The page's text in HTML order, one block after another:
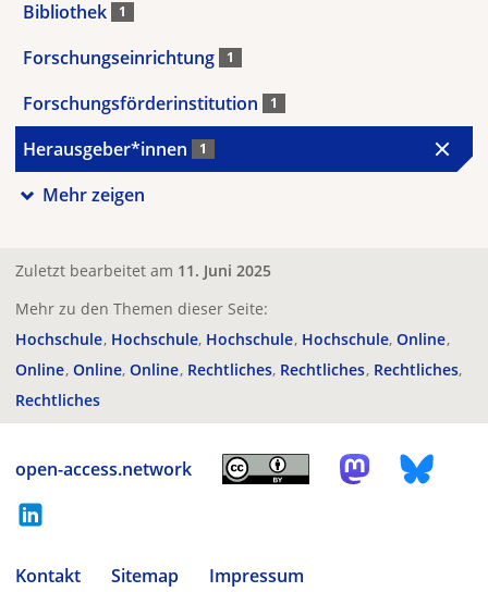
Bibliothek 1
Forschungseinrichtung 1
Forschungsförderinstitution 1
Herausgeber*innen 1
Mehr zeigen
Zuletzt bearbeitet am 11. Juni 2025
Mehr zu den Themen dieser Seite:
Hochschule Hochschule Hochschule Hochschule Online
Online Online Online Rechtliches Rechtliches Rechtliches
Rechtliches
open-access.network
Kontakt Sitemap
Impressum